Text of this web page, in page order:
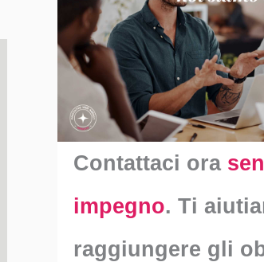
Contattaci ora
impegno. Ti
raggiungere gli